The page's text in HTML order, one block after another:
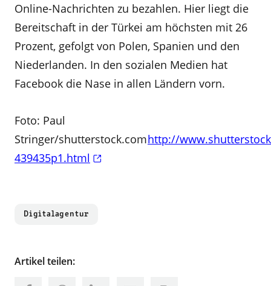
Online-Nachrichten zu bezahlen. Hier liegt die
Bereitschaft in der Türkei am höchsten mit 26
Prozent, gefolgt von Polen, Spanien und den
Niederlanden. In den sozialen Medien hat
Facebook die Nase in allen Ländern vorn.
Foto: Paul
Stringer/shutterstock.comhttp://
439435p1.html
Digitalagentur
Artikel teilen: